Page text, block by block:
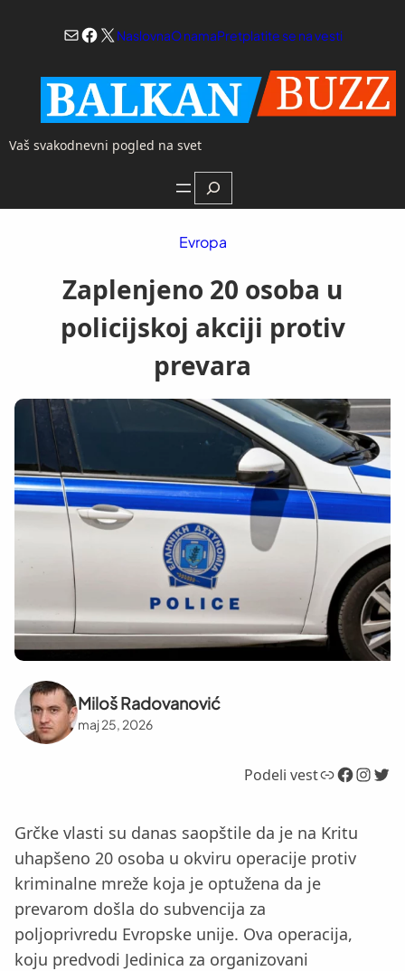
Mail
Facebook
X NaslovnaO namaPretplatite se na vesti
Vaš svakodnevni pogled na svet
Search
Evropa
Zaplenjeno 20 osoba u
policijskoj akciji protiv
prevara
Miloš Radovanović
maj 25, 2026
Podeli vestLink Facebook InstagramTwitter
Grčke vlasti su danas saopštile da je na Kritu
uhapšeno 20 osoba u okviru operacije protiv
kriminalne mreže koja je optužena da je
prevarom došla do subvencija za
poljoprivredu Evropske unije. Ova operacija,
koju predvodi Jedinica za organizovani